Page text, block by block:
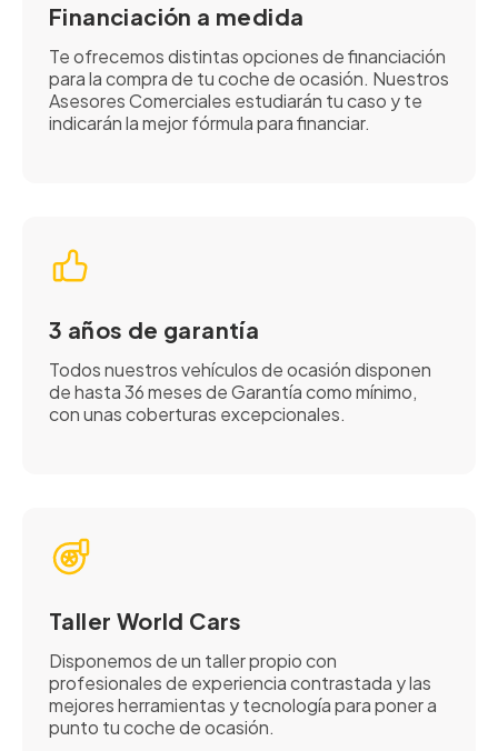
Financiación a medida
Te ofrecemos distintas opciones de financiación
para la compra de tu coche de ocasión. Nuestros
Asesores Comerciales estudiarán tu caso y te
indicarán la mejor fórmula para financiar.
3 años de garantía
Todos nuestros vehículos de ocasión disponen
de hasta 36 meses de Garantía como mínimo,
con unas coberturas excepcionales.
Taller World Cars
Disponemos de un taller propio con
profesionales de experiencia contrastada y las
mejores herramientas y tecnología para poner a
punto tu coche de ocasión.